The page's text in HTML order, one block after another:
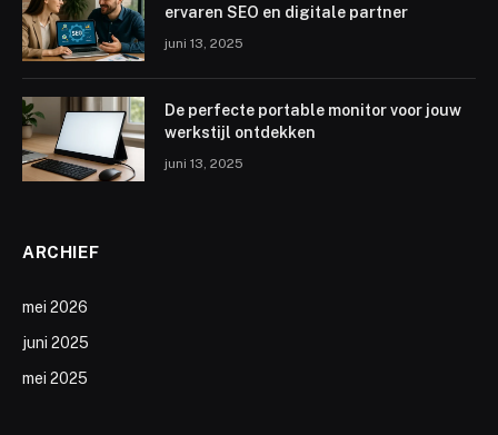
ervaren SEO en digitale partner
juni 13, 2025
De perfecte portable monitor voor jouw
werkstijl ontdekken
juni 13, 2025
ARCHIEF
mei 2026
juni 2025
mei 2025